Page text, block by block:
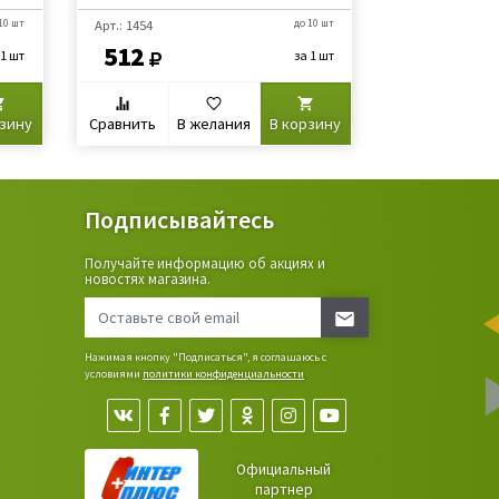
шт
шт
Арт.: 1454
512
до 10 шт
за 1 шт
Сравнить В желания В корзину
Подписывайтесь
Получайте информацию об акциях и
новостях магазина.
Нажимая кнопку "Подписаться", я соглашаюсь с
условиями политики конфиденциальности
Официальный
партнер